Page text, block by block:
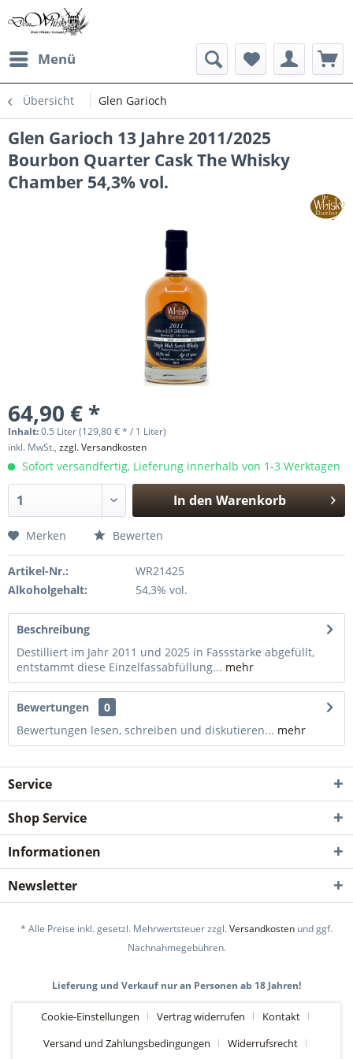
Menü
Übersicht Glen Garioch
Glen Garioch 13 Jahre 2011/2025
Bourbon Quarter Cask The Whisky
Chamber 54,3% vol.
64,90 € *
Inhalt:0.5 Liter (129,80 € * / 1 Liter)
inkl. MwSt., zzgl. Versandkosten
Sofort versandfertig, Lieferung innerhalb von 1-3 Werktagen
In den Warenkorb
Merken Bewerten
Artikel-Nr.:
WR21425
Alkoholgehalt:
54,3% vol.
Beschreibung
Destilliert im Jahr 2011 und 2025 in Fassstärke abgefüllt,
entstammt diese Einzelfassabfüllung... mehr
Bewertungen
0
Bewertungen lesen, schreiben und diskutieren... mehr
Service
Shop Service
Informationen
Newsletter
* Alle Preise inkl. gesetzl. Mehrwertsteuer zzgl.Versandkosten und ggf.
Nachnahmegebühren.
Lieferung und Verkauf nur an Personen ab 18 Jahren!
Cookie-Einstellungen Vertrag widerrufen
Kontakt
Versand und Zahlungsbedingungen
Widerrufsrecht